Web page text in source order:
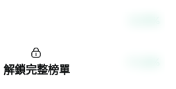
解鎖完整榜單